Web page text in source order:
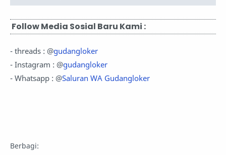
Follow Media Sosial Baru Kami :
- threads : @gudangloker
- Instagram : @gudangloker
- Whatsapp : @Saluran WA Gudangloker